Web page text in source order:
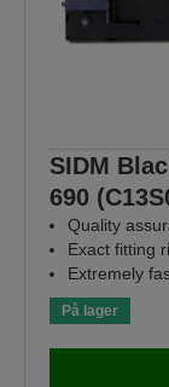
SIDM
690
Quality
Exact fitting
Extremely
På lager